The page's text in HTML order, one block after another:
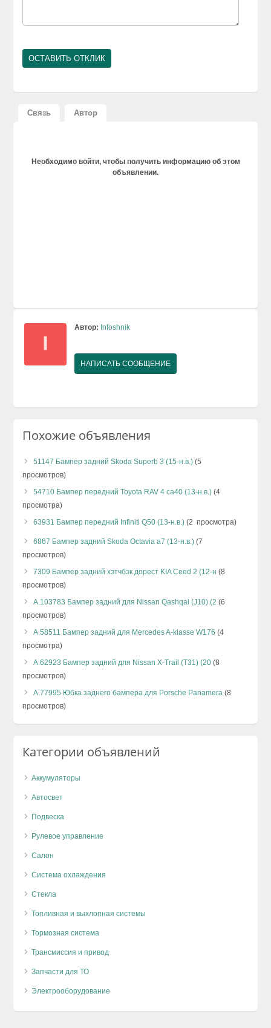
Связь Автор
Необходимо войти, чтобы получить информацию об этом
объявлении.
Автор: Infoshnik
НАПИСАТЬ СООБЩЕНИЕ
Похожие объявления
51147 Бампер задний Skoda Superb 3 (15-н.в.) (5
просмотров)
54710 Бампер передний Toyota RAV 4 ca40 (13-н.в.) (4
просмотра)
63931 Бампер передний Infiniti Q50 (13-н.в.) (2 просмотра)
6867 Бампер задний Skoda Octavia а7 (13-н.в.) (7
просмотров)
7309 Бампер задний хэтчбэк дорест KIA Ceed 2 (12-н (8
просмотров)
А.103783 Бампер задний для Nissan Qashqai (J10) (2 (6
просмотров)
А.58511 Бампер задний для Mercedes A-klasse W176 (4
просмотра)
А.62923 Бампер задний для Nissan X-Trail (T31) (20 (8
просмотров)
А.77995 Юбка заднего бампера для Porsche Panamera (8
просмотров)
Категории объявлений
Аккумуляторы
Автосвет
Подвеска
Рулевое управление
Салон
Система охлаждения
Стекла
Топливная и выхлопная системы
Тормозная система
Трансмиссия и привод
Запчасти для ТО
Электрооборудование